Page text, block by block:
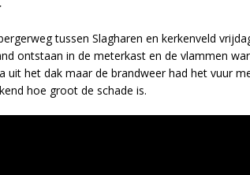
tussen Slagharen en kerkenveld
ontstaan in de meterkast en de vlammen
uit het dak maar de brandweer had het vuur
hoe groot de schade is.